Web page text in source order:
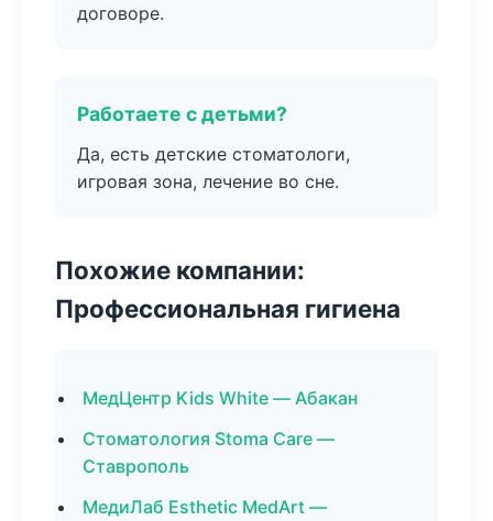
договоре.
Работаете с детьми?
Да, есть детские стоматологи,
игровая зона, лечение во сне.
Похожие компании:
Профессиональная гигиена
МедЦентр Kids White — Абакан
Стоматология Stoma Care —
Ставрополь
МедиЛаб Esthetic MedArt —